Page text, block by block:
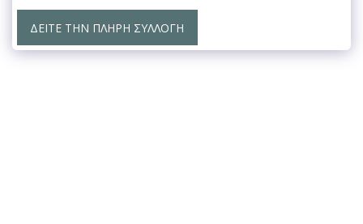
ΔΕΊΤΕ ΤΗΝ ΠΛΉΡΗ ΣΥΛΛΟΓΉ